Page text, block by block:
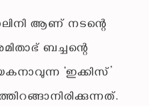
ആണ് നടന്റെ
ബച്ചന്റെ
‘ഇക്കിസ്’